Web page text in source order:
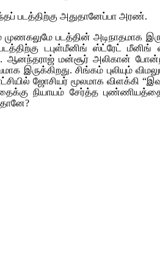
படத்திற்கு அதுதானேப்பா அரண்.
படத்தின் அடிநாதமாக
டபுள்மீனிங் ஸ்ட்ரேட்
ஆனந்தராஜ் மன்சூர் அலிகான்
சிங்கம் புலியும்
ஜோசியர் மூலமாக விளக்கி
நியாயம் சேர்த்த புண்ணியத்தை